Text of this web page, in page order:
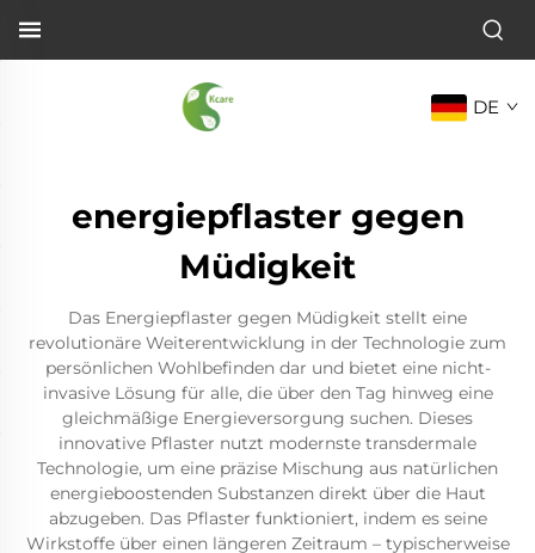
DE
energiepflaster gegen
Müdigkeit
Das Energiepflaster gegen Müdigkeit stellt eine
revolutionäre Weiterentwicklung in der Technologie zum
persönlichen Wohlbefinden dar und bietet eine nicht-
invasive Lösung für alle, die über den Tag hinweg eine
gleichmäßige Energieversorgung suchen. Dieses
innovative Pflaster nutzt modernste transdermale
Technologie, um eine präzise Mischung aus natürlichen
energieboostenden Substanzen direkt über die Haut
abzugeben. Das Pflaster funktioniert, indem es seine
Wirkstoffe über einen längeren Zeitraum – typischerweise